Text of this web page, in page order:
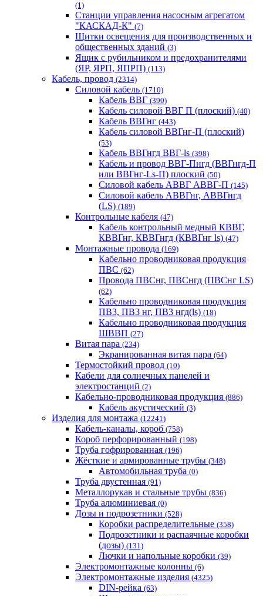
(1)
Станции управления насосным агрегатом
"КАСКАД-К" (7)
Щитки освещения для производственных и
общественных зданий (3)
Ящик с рубильником и предохранителями
(ЯР, ЯРП, ЯПРП) (113)
Кабель, провод (2314)
Силовой кабель (1710)
Кабель ВВГ (390)
Кабель силовой ВВГ П (плоский) (40)
Кабель ВВГнг (443)
Кабель силовой ВВГнг-П (плоский)
(53)
Кабель ВВГнгд ВВГ-ls (398)
Кабель и провод ВВГ-Пнгд (ВВГнгд-П
или ВВГнг-Ls-П) плоский (50)
Силовой кабель АВВГ АВВГ-П (145)
Силовой кабель АВВГнг, АВВГнгд
(LS) (189)
Контрольные кабеля (47)
Кабель контрольный медный КВВГ,
КВВГнг, КВВГнгд (КВВГнг ls) (47)
Монтажные провода (169)
Кабельно проводниковая продукция
ПВС (62)
Провода ПВСнг, ПВСнгд (ПВСнг LS)
(62)
Кабельно проводниковая продукция
ПВ3, ПВ3 нг, ПВ3 нгд(ls) (18)
Кабельно проводниковая продукция
ШВВП (27)
Витая пара (234)
Экранированная витая пара (64)
Термостойкий провод (10)
Кабели для солнечных панелей и
электростанций (2)
Кабельно-проводниковая продукция (886)
Кабель акустический (3)
Изделия для монтажа (12241)
Кабель-каналы, короб (758)
Короб перфорированный (198)
Труба гофрированная (196)
Жёсткие и армированные трубы (348)
Автомобильная труба (0)
Труба двустенная (91)
Металлорукав и стальные трубы (836)
Труба алюминиевая (0)
Дозы и подрозетники (528)
Коробки распределительные (358)
Подрозетники и распаячные коробки
(дозы) (131)
Лючки и напольные коробки (39)
Электромонтажные колонны (6)
Электромонтажные изделия (4325)
DIN-рейка (63)